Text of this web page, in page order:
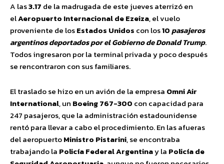
A las3.17 de la madrugada de este jueves aterrizó en
elAeropuerto Internacional de Ezeiza, el vuelo
proveniente de losEstados Unidos con los10pasajeros
argentinos deportados por el Gobierno de Donald Trump.
Todos ingresaron por la terminal privada y poco después
se rencontraron con sus familiares.
El traslado se hizo en un avión de la empresa Omni Air
International, un Boeing 767-300 con capacidad para
247 pasajeros, que la administración estadounidense
rentó para llevar a cabo el procedimiento. En las afueras
del aeropuertoMinistro Pistarini, se encontraba
trabajando la Policía Federal Argentinay la Policía de